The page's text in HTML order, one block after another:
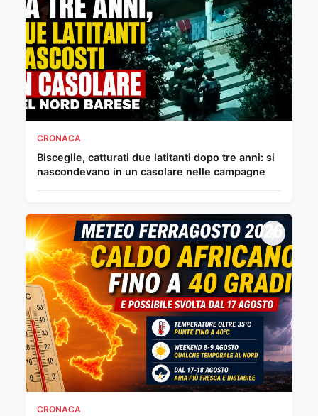
CRONACA
Bisceglie, catturati due latitanti dopo tre anni: si
nascondevano in un casolare nelle campagne
CRONACA